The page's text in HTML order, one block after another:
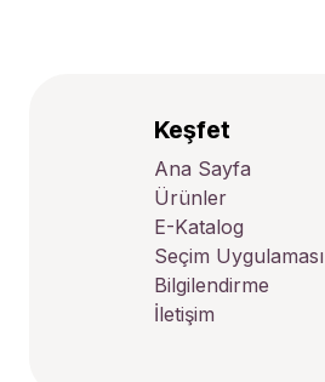
Keşfet
Ana Sayfa
Ürünler
E-Katalog
Seçim Uygulaması
Bilgilendirme
İletişim